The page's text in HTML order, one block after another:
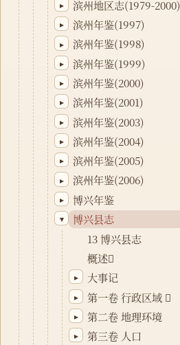
▸ 滨州地区志(1979-2000)
▸ 滨州年鉴(1997)
▸ 滨州年鉴(1998)
▸ 滨州年鉴(1999)
▸ 滨州年鉴(2000)
▸ 滨州年鉴(2001)
▸ 滨州年鉴(2003)
▸ 滨州年鉴(2004)
▸ 滨州年鉴(2005)
▸ 滨州年鉴(2006)
▸ 博兴年鉴
▾
博兴县志
13 博兴县志
概述
▸ 大事记
▸ 第一卷 行政区域 
▸ 第二卷 地理环境
▸ 第三卷 人口